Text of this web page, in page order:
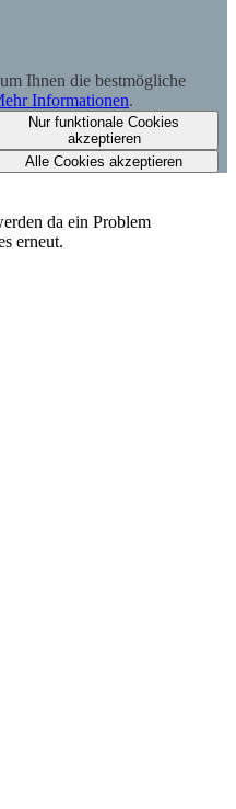
Ihnen die bestmögliche
Informationen.
Nur funktionale Cookies
akzeptieren
Alle Cookies akzeptieren
da ein Problem
erneut.